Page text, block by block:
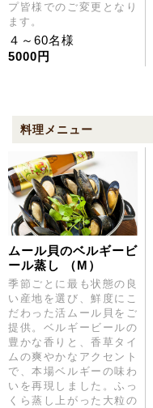
プ皆様でのご変更となり
ます。
４～60名様
5000円
料理メニュー
ムール貝のベルギービ
ール蒸し （M）
季節ごとに最も状態の良
い産地を選び、鮮度にこ
だわった活ムール貝をご
提供。ベルギービールの
豊かな香りと、香草タイ
ムの爽やかなアクセント
で、本場ベルギーの味わ
いを再現しました。ふっ
くら蒸し上がった大粒の